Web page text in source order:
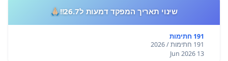
שינוי תאריך המפקד דמעות ל26.7!!🙏🏼
191 חתימות
191 חתימות / 2026
13 Jun 2026